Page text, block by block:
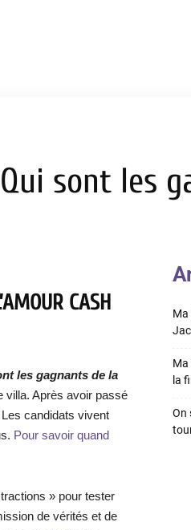
Qui sont les
CASH
les gagnants de la
villa. Après avoir passé
candidats vivent
Pour savoir quand
» pour tester
de vérités et de
Ma
Ma
la
On